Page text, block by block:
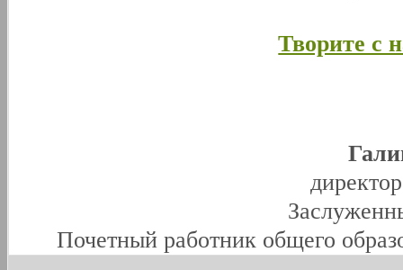
Творите с
Почетный работник общего